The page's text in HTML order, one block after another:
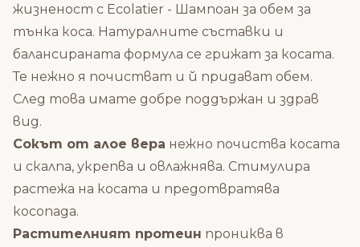
жизненост с Ecolatier - Шампоан за обем за
тънка коса. Натуралните съставки и
балансираната формула се грижат за косата.
Те нежно я почистват и й придават обем.
След това имате добре поддържан и здрав
вид.
Сокът от алое вера нежно почиства косата
и скалпа, укрепва и овлажнява. Стимулира
растежа на косата и предотвратява
косопада.
Растителният протеин прониква в